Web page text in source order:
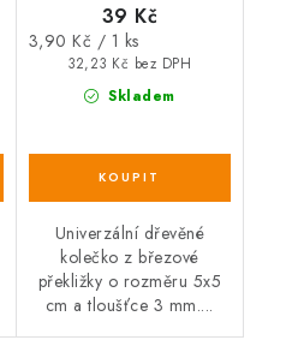
Skladem
32,23 Kč bez DPH
39 Kč
Měrná
3,90 Kč / 1 ks
Univerzální dřevěné
kolečko z březové
překližky o rozměru 5x5
cm a tloušťce 3 mm....